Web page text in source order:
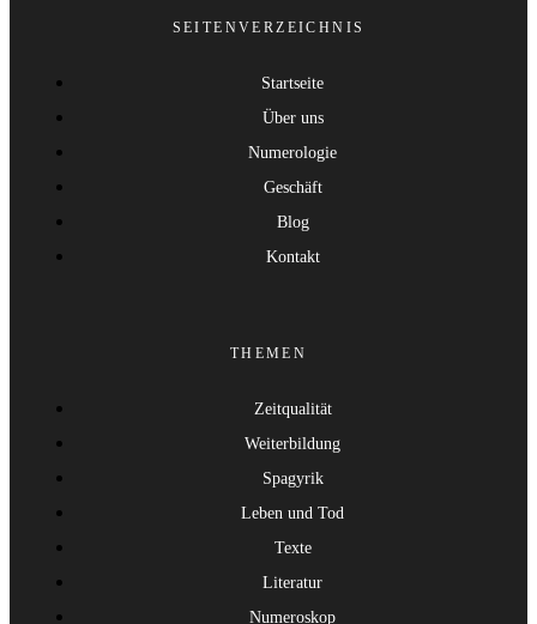
SEITENVERZEICHNIS
Startseite
Über uns
Numerologie
Geschäft
Blog
Kontakt
THEMEN
Zeitqualität
Weiterbildung
Spagyrik
Leben und Tod
Texte
Literatur
Numeroskop